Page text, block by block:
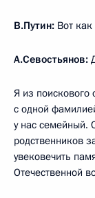
В.Путин: Вот
А.Севостьянов:
Я из поискового
с одной
у нас семейный.
родственников
увековечить
Отечественной